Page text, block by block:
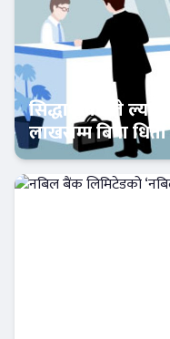
Banner News
सिद्धार्थ बैंकले
लाखसम्म बिना